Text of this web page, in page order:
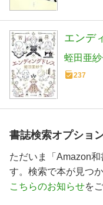
エンデ
蛭田亜紗
237
書誌検索オプショ
ただいま「Amazon
す。検索で本が見つ
こちらのお知らせを